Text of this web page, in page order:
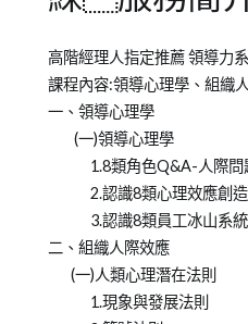
Posted
on
2011-
Posted
in
師
Tagged
Emily
高階經理人指定推薦 領導力
課程內容:領導心理學、組織
一、領導心理學
(一)領導心理學
1.8類角色Q&A-人際問
2.認識8類心理效應創造
3.認識8類員工冰山系
二、組織人際效應
(一)人類心理潛在法則
1.現象與發展法則